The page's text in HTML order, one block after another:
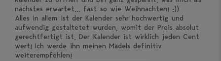
nächstes erwartet... fast so wie Weihnachten! :))
Alles in allem ist der Kalender sehr hochwertig und
aufwendig gestaltetet wurden, womit der Preis absolut
gerechtfertigt ist. Der Kalender ist wirklich jeden Cent
wert! Ich werde ihn meinen Mädels definitiv
weiterempfehlen!